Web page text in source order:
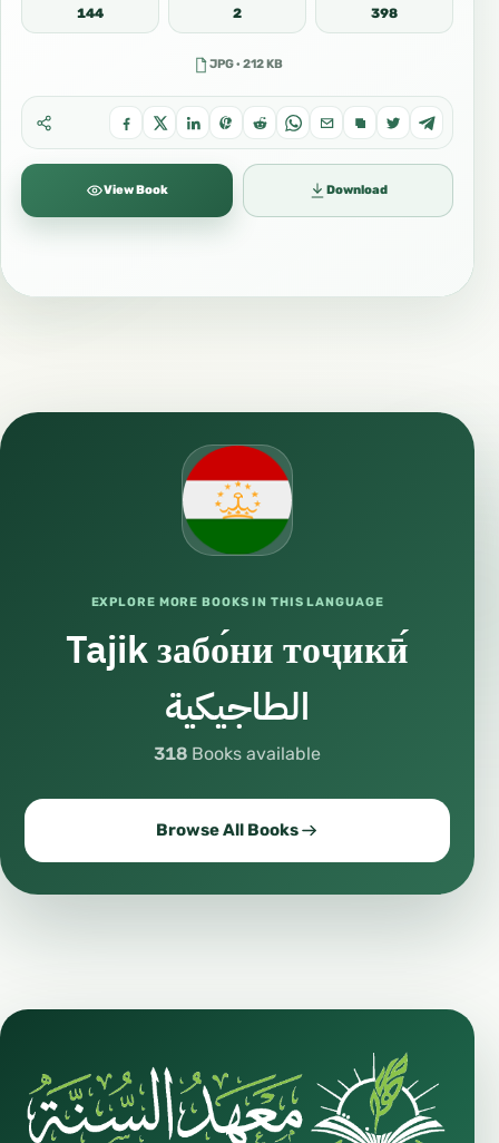
144 2 398
JPG · 212 KB
View Book Download
EXPLORE MORE BOOKS IN THIS LANGUAGE
Tajik забо́ни тоҷикӣ́
الطاجيكية
318 Books available
Browse All Books